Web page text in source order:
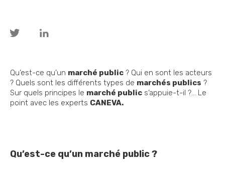
Qu’est-ce qu’un marché public ? Qui en sont les acteurs
? Quels sont les différents types de marchés publics ?
Sur quels principes le marché public s’appuie-t-il ?... Le
point avec les experts CANEVA.
Qu’est-ce qu’un marché public ?